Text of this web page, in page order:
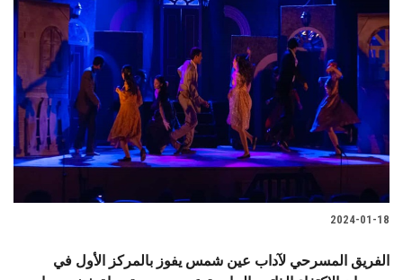
2024-01-18
الفريق المسرحي لآداب عين شمس يفوز بالمركز الأول في